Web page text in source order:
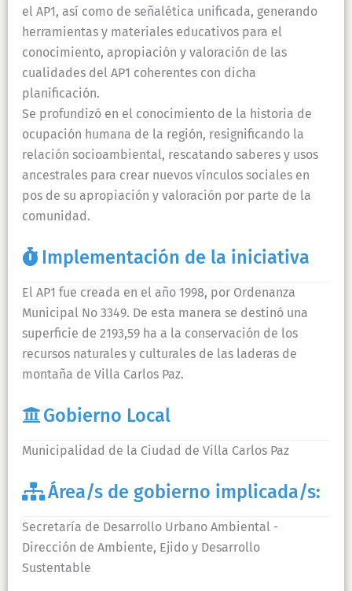
el AP1, así como de señalética unificada, generando
herramientas y materiales educativos para el
conocimiento, apropiación y valoración de las
cualidades del AP1 coherentes con dicha
planificación.
Se profundizó en el conocimiento de la historia de
ocupación humana de la región, resignificando la
relación socioambiental, rescatando saberes y usos
ancestrales para crear nuevos vínculos sociales en
pos de su apropiación y valoración por parte de la
comunidad.
Implementación de la iniciativa
El AP1 fue creada en el año 1998, por Ordenanza
Municipal No 3349. De esta manera se destinó una
superficie de 2193,59 ha a la conservación de los
recursos naturales y culturales de las laderas de
montaña de Villa Carlos Paz.
Gobierno Local
Municipalidad de la Ciudad de Villa Carlos Paz
Área/s de gobierno implicada/s:
Secretaría de Desarrollo Urbano Ambiental -
Dirección de Ambiente, Ejido y Desarrollo
Sustentable